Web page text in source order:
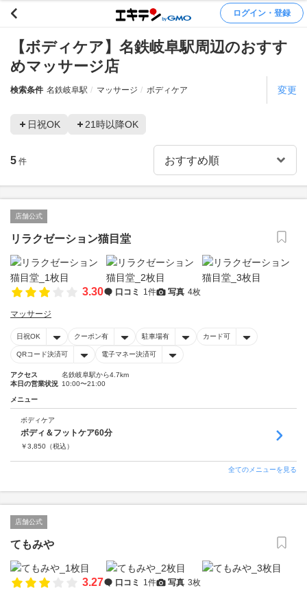
ログイン・登録
【ボディケア】名鉄岐阜駅周辺のおすす
めマッサージ店
検索条件 名鉄岐阜駅 マッサージ ボディケア 変更
日祝OK 21時以降OK
5 件
店舗公式
リラクゼーション猫目堂
3.30 口コミ 1件 写真 4枚
マッサージ
日祝OK クーポン有 駐車場有 カード可
QRコード決済可 電子マネー決済可
アクセス
名鉄岐阜駅から4.7km
本日の営業状況 10:00〜21:00
メニュー
ボディケア
ボディ＆フットケア60分
￥3,850 （税込）
全てのメニューを見る
店舗公式
てもみや
3.27 口コミ 1件 写真 3枚